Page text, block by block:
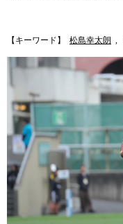
【キーワード】 松島幸太朗 ,